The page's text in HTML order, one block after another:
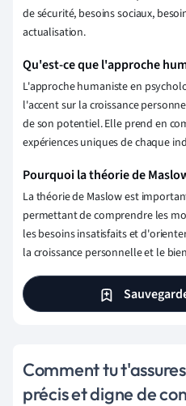
de sécurité, besoins sociaux,
actualisation.
Qu'est-ce que l'approche
L'approche humaniste en
l'accent sur la croissance
de son potentiel. Elle prend en
expériences uniques de chaque
Pourquoi la théorie de
La théorie de Maslow est
permettant de comprendre les
les besoins insatisfaits et
la croissance personnelle et le
Comment tu
précis et digne de